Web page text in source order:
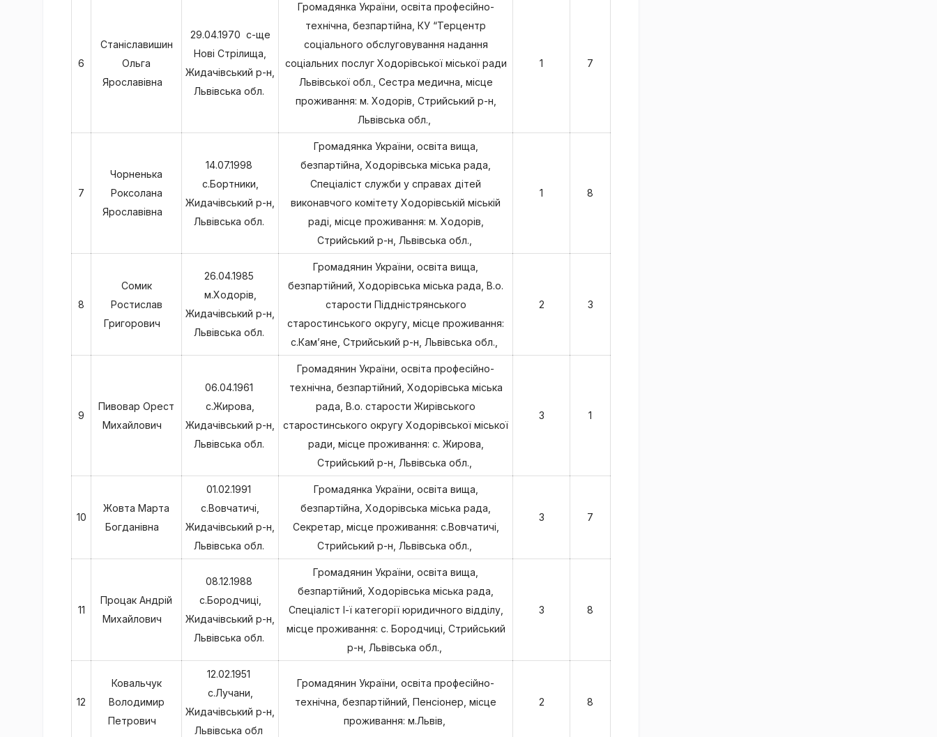
6
Станіславишин
Ольга
Ярославівна
29.04.1970 с-ще
Нові Стрілища,
Жидачівський р-н,
Львівська обл.
Громадянка України, освіта професійно-
технічна, безпартійна, КУ “Терцентр
соціального обслуговування надання
соціальних послуг Ходорівської міської ради
Львівської обл., Сестра медична, місце
проживання: м. Ходорів, Стрийський р-н,
Львівська обл.,
1 7
7
Чорненька
Роксолана
Ярославівна
14.07.1998
с.Бортники,
Жидачівський р-н,
Львівська обл.
Громадянка України, освіта вища,
безпартійна, Ходорівська міська рада,
Спеціаліст служби у справах дітей
виконавчого комітету Ходорівській міській
раді, місце проживання: м. Ходорів,
Стрийський р-н, Львівська обл.,
1 8
8
Сомик
Ростислав
Григорович
26.04.1985
м.Ходорів,
Жидачівський р-н,
Львівська обл.
Громадянин України, освіта вища,
безпартійний, Ходорівська міська рада, В.о.
старости Піддністрянського
старостинського округу, місце проживання:
с.Кам’яне, Стрийський р-н, Львівська обл.,
2 3
9
Пивовар Орест
Михайлович
06.04.1961
с.Жирова,
Жидачівський р-н,
Львівська обл.
Громадянин України, освіта професійно-
технічна, безпартійний, Ходорівська міська
рада, В.о. старости Жирівського
старостинського округу Ходорівської міської
ради, місце проживання: с. Жирова,
Стрийський р-н, Львівська обл.,
3 1
10
Жовта Марта
Богданівна
01.02.1991
с.Вовчатичі,
Жидачівський р-н,
Львівська обл.
Громадянка України, освіта вища,
безпартійна, Ходорівська міська рада,
Секретар, місце проживання: с.Вовчатичі,
Стрийський р-н, Львівська обл.,
3 7
11
Процак Андрій
Михайлович
08.12.1988
с.Бородчиці,
Жидачівський р-н,
Львівська обл.
Громадянин України, освіта вища,
безпартійний, Ходорівська міська рада,
Спеціаліст І-ї категорії юридичного відділу,
місце проживання: с. Бородчиці, Стрийський
р-н, Львівська обл.,
3 8
12
Ковальчук
Володимир
Петрович
12.02.1951
с.Лучани,
Жидачівський р-н,
Львівська обл
Громадянин України, освіта професійно-
технічна, безпартійний, Пенсіонер, місце
проживання: м.Львів,
2 8